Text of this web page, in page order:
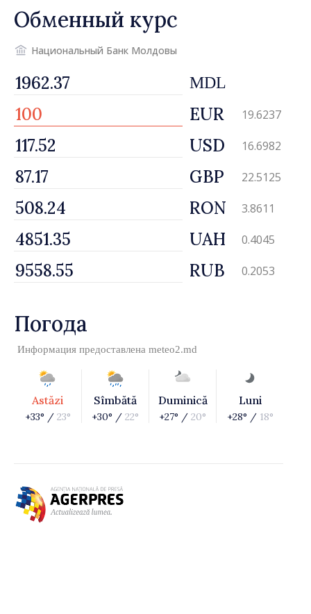
Обменный курс
Национальный Банк Молдовы
MDL
EUR 19.6237
USD 16.6982
GBP 22.5125
RON 3.8611
UAH 0.4045
RUB 0.2053
Погода
Информация предоставлена meteo2.md
Astăzi
+33° / 23°
Sîmbătă
+30° / 22°
Duminică
+27° / 20°
Luni
+28° / 18°